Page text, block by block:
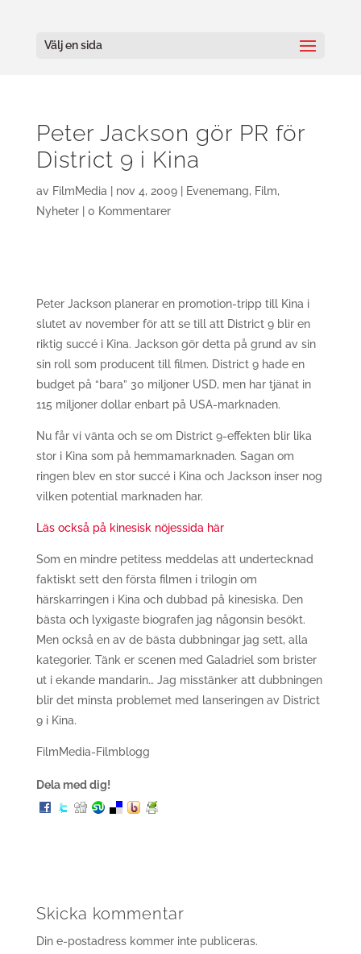
Välj en sida
Peter Jackson gör PR för
District 9 i Kina
av FilmMedia nov 4, 2009| Evenemang, Film,
Nyheter| 0 Kommentarer
Peter Jackson planerar en promotion-tripp till Kina i
slutet av november för att se till att District 9 blir en
riktig succé i Kina. Jackson gör detta på grund av sin
sin roll som producent till filmen. District 9 hade en
budget på “bara” 30 miljoner USD, men har tjänat in
115 miljoner dollar enbart på USA-marknaden.
Nu får vi vänta och se om District 9-effekten blir lika
stor i Kina som på hemmamarknaden. Sagan om
ringen blev en stor succé i Kina och Jackson inser nog
vilken potential marknaden har.
Läs också på kinesisk nöjessida här
Som en mindre petitess meddelas att undertecknad
faktiskt sett den första filmen i trilogin om
härskarringen i Kina och dubbad på kinesiska. Den
bästa och lyxigaste biografen jag någonsin besökt.
Men också en av de bästa dubbningar jag sett, alla
kategorier. Tänk er scenen med Galadriel som brister
ut i ekande mandarin… Jag misstänker att dubbningen
blir det minsta problemet med lanseringen av District
9 i Kina.
FilmMedia-Filmblogg
Dela med dig!
Skicka kommentar
Din e-postadress kommer inte publiceras.